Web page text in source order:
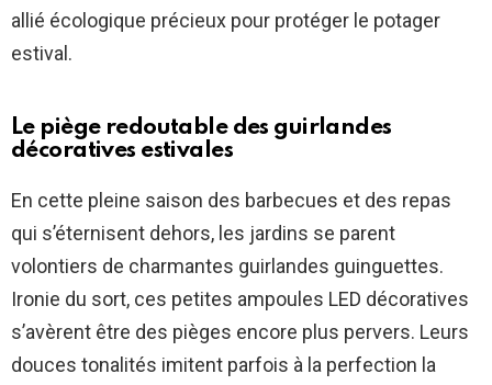
allié écologique précieux pour protéger le potager
estival.
Le piège redoutable des guirlandes
décoratives estivales
En cette pleine saison des barbecues et des repas
qui s’éternisent dehors, les jardins se parent
volontiers de charmantes guirlandes guinguettes.
Ironie du sort, ces petites ampoules LED décoratives
s’avèrent être des pièges encore plus pervers. Leurs
douces tonalités imitent parfois à la perfection la